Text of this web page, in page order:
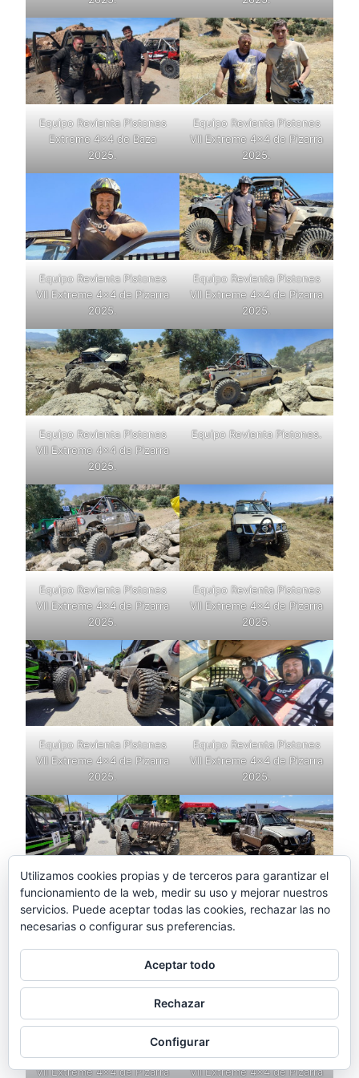
Equipo Revienta Pistones
Extreme 4×4 de Baza
2025.
Equipo Revienta Pistones
VII Extreme 4×4 de Pizarra
2025.
Equipo Revienta Pistones
VII Extreme 4×4 de Pizarra
2025.
Equipo Revienta Pistones
VII Extreme 4×4 de Pizarra
2025.
Equipo Revienta Pistones
VII Extreme 4×4 de Pizarra
2025.
Equipo Revienta Pistones.
Equipo Revienta Pistones
VII Extreme 4×4 de Pizarra
2025.
Equipo Revienta Pistones
VII Extreme 4×4 de Pizarra
2025.
Equipo Revienta Pistones
VII Extreme 4×4 de Pizarra
2025.
Equipo Revienta Pistones
VII Extreme 4×4 de Pizarra
2025.
Equipo Revienta Pistones
VII Extreme 4×4 de Pizarra
2025.
Equipo Revienta Pistones
VII Extreme 4×4 de Pizarra
Equipo Revienta Pistones
VII Extreme 4×4 de Pizarra
Equipo Revienta Pistones
VII Extreme 4×4 de Pizarra
Utilizamos cookies propias y de terceros para garantizar el
funcionamiento de la web, medir su uso y mejorar nuestros
servicios. Puede aceptar todas las cookies, rechazar las no
necesarias o configurar sus preferencias.
Aceptar todo
Rechazar
Configurar